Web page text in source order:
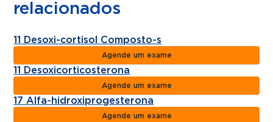
relacionados
11 Desoxi-cortisol Composto-s
Agende um exame
11 Desoxicorticosterona
Agende um exame
17 Alfa-hidroxiprogesterona
Agende um exame